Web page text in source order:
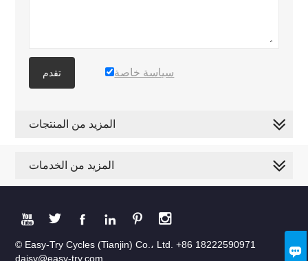

تقدم سياسة خاصة
المزيد من المنتجات
المزيد من الخدمات
     
© Easy-Try Cycles (Tianjin) Co.، Ltd. +86 18222590971
daisy@easy-try.com